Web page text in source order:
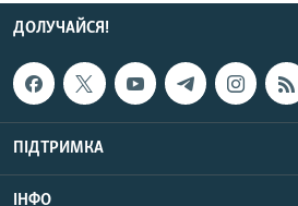
ДОЛУЧАЙСЯ!
ПІДТРИМКА
ІНФО